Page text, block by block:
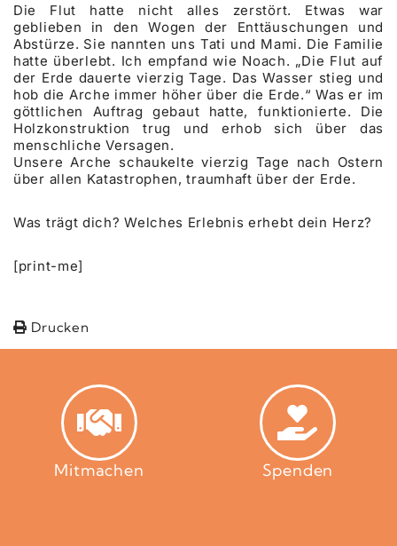
Die Flut hatte nicht alles zerstört. Etwas war
geblieben in den Wogen der Enttäuschungen und
Abstürze. Sie nannten uns Tati und Mami. Die Familie
hatte überlebt. Ich empfand wie Noach. „Die Flut auf
der Erde dauerte vierzig Tage. Das Wasser stieg und
hob die Arche immer höher über die Erde.“ Was er im
göttlichen Auftrag gebaut hatte, funktionierte. Die
Holzkonstruktion trug und erhob sich über das
menschliche Versagen.
Unsere Arche schaukelte vierzig Tage nach Ostern
über allen Katastrophen, traumhaft über der Erde.
Was trägt dich? Welches Erlebnis erhebt dein Herz?
[print-me]
Drucken
Mitmachen Spenden